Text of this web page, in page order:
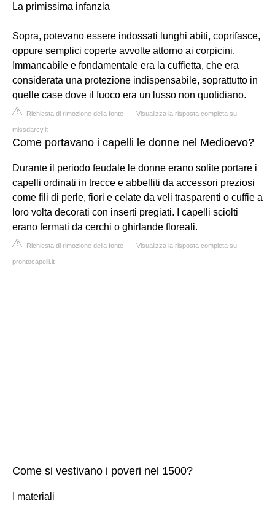
La primissima infanzia
Sopra, potevano essere indossati lunghi abiti, coprifasce,
oppure semplici coperte avvolte attorno ai corpicini.
Immancabile e fondamentale era la cuffietta, che era
considerata una protezione indispensabile, soprattutto in
quelle case dove il fuoco era un lusso non quotidiano.
Richiesta di rimozione della fonte | Visualizza la risposta completa su
missdarcy.it
Come portavano i capelli le donne nel Medioevo?
Durante il periodo feudale le donne erano solite portare i
capelli ordinati in trecce e abbelliti da accessori preziosi
come fili di perle, fiori e celate da veli trasparenti o cuffie a
loro volta decorati con inserti pregiati. I capelli sciolti
erano fermati da cerchi o ghirlande floreali.
Richiesta di rimozione della fonte | Visualizza la risposta completa su
prontocapelli.it
Come si vestivano i poveri nel 1500?
I materiali